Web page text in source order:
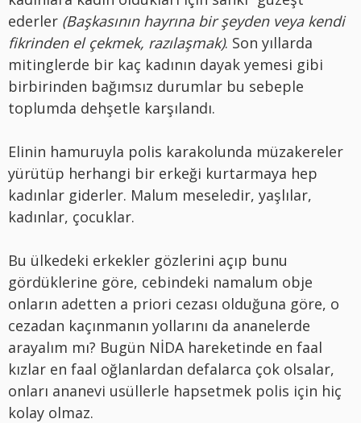
ederler (Başkasının hayrına bir şeyden veya kendi
fikrinden el çekmek, razılaşmak). Son yıllarda
mitinglerde bir kaç kadının dayak yemesi gibi
birbirinden bağımsız durumlar bu sebeple
toplumda dehşetle karşılandı.
Elinin hamuruyla polis karakolunda müzakereler
yürütüp herhangi bir erkeği kurtarmaya hep
kadınlar giderler. Malum meseledir, yaşlılar,
kadınlar, çocuklar.
Bu ülkedeki erkekler gözlerini açıp bunu
gördüklerine göre, cebindeki namalum obje
onların adetten a priori cezası olduğuna göre, o
cezadan kaçınmanın yollarını da ananelerde
arayalım mı? Bugün NİDA hareketinde en faal
kızlar en faal oğlanlardan defalarca çok olsalar,
onları ananevi usüllerle hapsetmek polis için hiç
kolay olmaz.